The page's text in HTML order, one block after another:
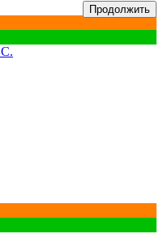
Продолжить